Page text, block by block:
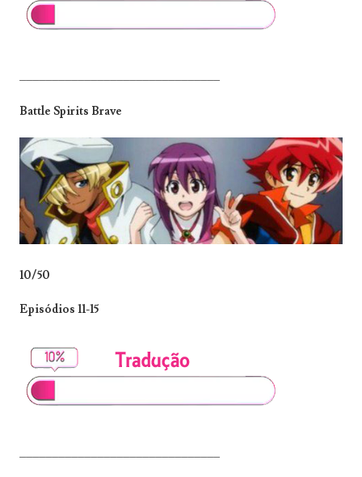
_______________________________
Battle Spirits Brave
10/50
Episódios 11-15